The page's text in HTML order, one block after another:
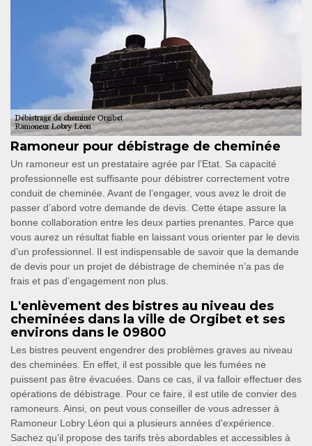
Ramoneur pour débistrage de cheminée
Un ramoneur est un prestataire agrée par l’Etat. Sa capacité
professionnelle est suffisante pour débistrer correctement votre
conduit de cheminée. Avant de l’engager, vous avez le droit de
passer d’abord votre demande de devis. Cette étape assure la
bonne collaboration entre les deux parties prenantes. Parce que
vous aurez un résultat fiable en laissant vous orienter par le devis
d’un professionnel. Il est indispensable de savoir que la demande
de devis pour un projet de débistrage de cheminée n’a pas de
frais et pas d’engagement non plus.
L'enlèvement des bistres au niveau des
cheminées dans la ville de Orgibet et ses
environs dans le 09800
Les bistres peuvent engendrer des problèmes graves au niveau
des cheminées. En effet, il est possible que les fumées ne
puissent pas être évacuées. Dans ce cas, il va falloir effectuer des
opérations de débistrage. Pour ce faire, il est utile de convier des
ramoneurs. Ainsi, on peut vous conseiller de vous adresser à
Ramoneur Lobry Léon qui a plusieurs années d'expérience.
Sachez qu'il propose des tarifs très abordables et accessibles à